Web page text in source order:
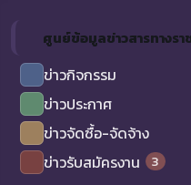
ศูนย์ข้อมูลข่าวสารทางรา
ข่าวกิจกรรม
ข่าวประกาศ
ข่าวจัดซื้อ-จัดจ้าง
ข่าวรับสมัครงาน
3